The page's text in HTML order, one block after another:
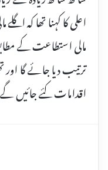
اعلی کا کہنا تھا کہ
مالی استطاعت کے
ترتیب دیا جائے گا
اقدامات کئے جائیں